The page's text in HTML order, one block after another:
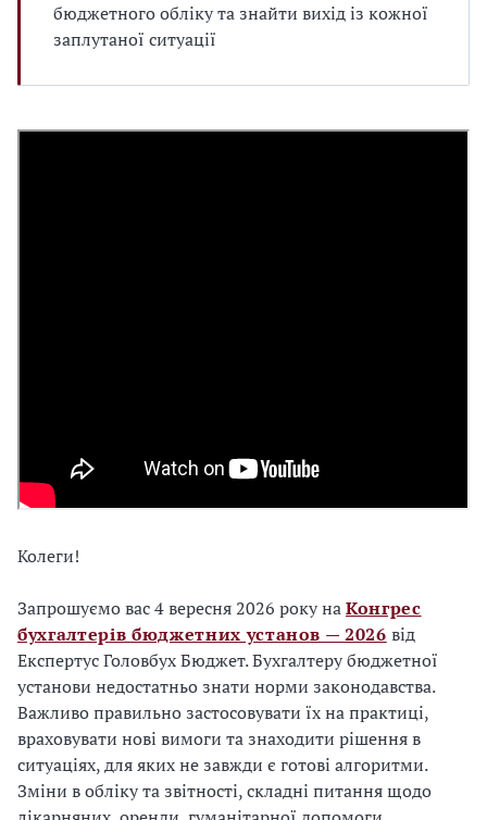
бюджетного обліку та знайти вихід із кожної
заплутаної ситуації
Колеги!
Запрошуємо вас 4 вересня 2026 року наКонгрес
бухгалтерів бюджетних установ — 2026 від
Експертус Головбух Бюджет. Бухгалтеру бюджетної
установи недостатньо знати норми законодавства.
Важливо правильно застосовувати їх на практиці,
враховувати нові вимоги та знаходити рішення в
ситуаціях, для яких не завжди є готові алгоритми.
Зміни в обліку та звітності, складні питання щодо